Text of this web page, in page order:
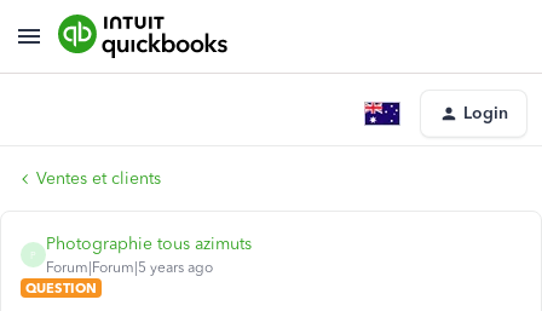
Login
Ventes et clients
P
Photographie tous azimuts
Forum|Forum|5 years ago
QUESTION